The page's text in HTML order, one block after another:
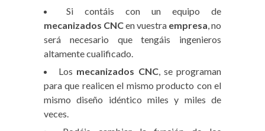
Si contáis con un equipo de
mecanizados CNCen vuestra empresa, no
será necesario que tengáis ingenieros
altamente cualificado.
Los mecanizados CNC, se programan
para que realicen el mismo producto con el
mismo diseño idéntico miles y miles de
veces.